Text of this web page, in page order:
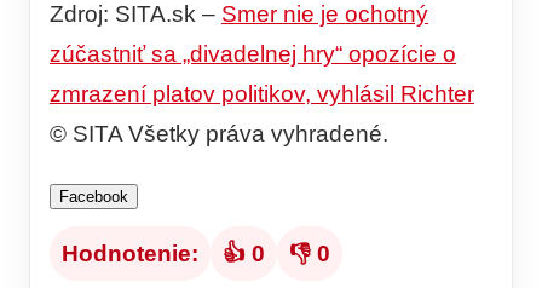
Zdroj: SITA.sk – Smer nie je ochotný
zúčastniť sa „divadelnej hry“ opozície o
zmrazení platov politikov, vyhlásil Richter
© SITA Všetky práva vyhradené.
Facebook
Hodnotenie: 👍 0 👎 0